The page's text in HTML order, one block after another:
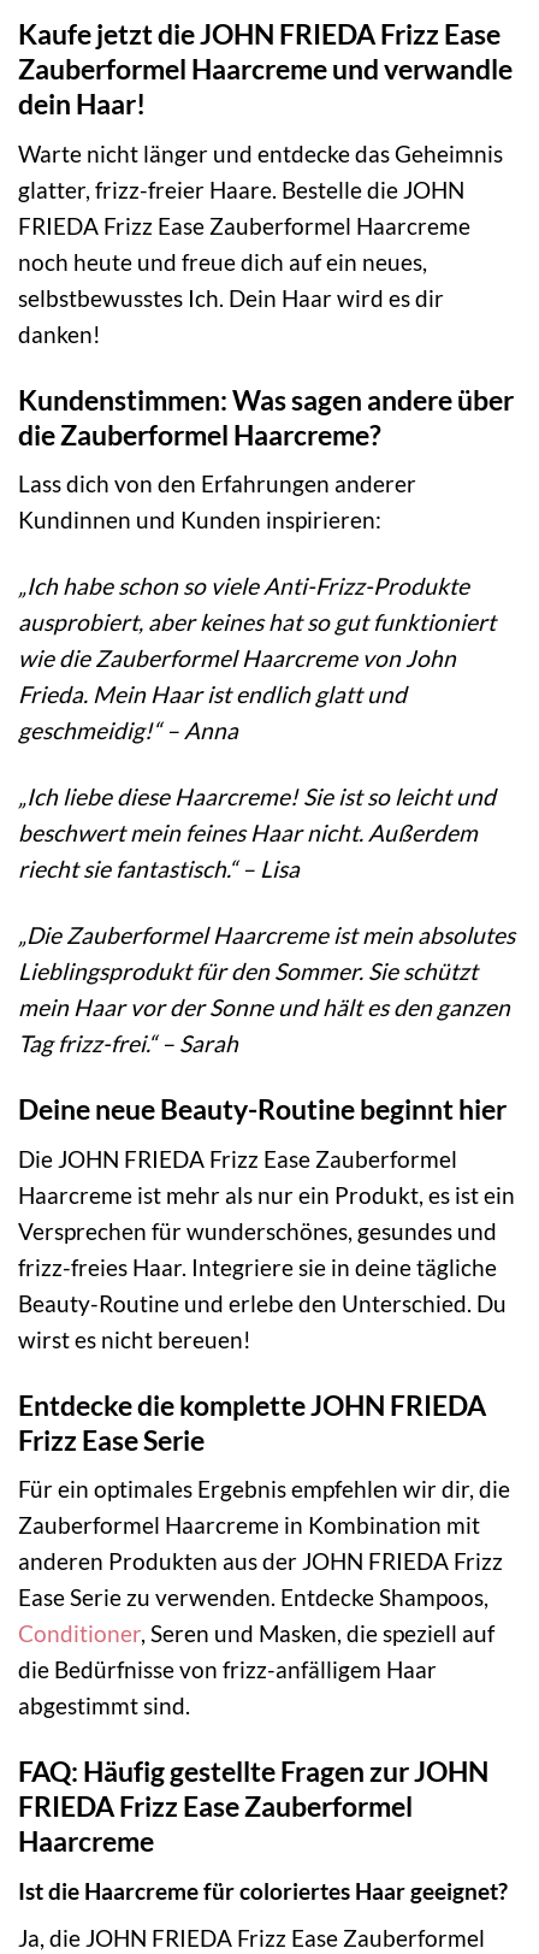
Kaufe jetzt die JOHN FRIEDA Frizz Ease
Zauberformel Haarcreme und verwandle
dein Haar!
Warte nicht länger und entdecke das Geheimnis
glatter, frizz-freier Haare. Bestelle die JOHN
FRIEDA Frizz Ease Zauberformel Haarcreme
noch heute und freue dich auf ein neues,
selbstbewusstes Ich. Dein Haar wird es dir
danken!
Kundenstimmen: Was sagen andere über
die Zauberformel Haarcreme?
Lass dich von den Erfahrungen anderer
Kundinnen und Kunden inspirieren:
„Ich habe schon so viele Anti-Frizz-Produkte
ausprobiert, aber keines hat so gut funktioniert
wie die Zauberformel Haarcreme von John
Frieda. Mein Haar ist endlich glatt und
geschmeidig!“ – Anna
„Ich liebe diese Haarcreme! Sie ist so leicht und
beschwert mein feines Haar nicht. Außerdem
riecht sie fantastisch.“ – Lisa
„Die Zauberformel Haarcreme ist mein absolutes
Lieblingsprodukt für den Sommer. Sie schützt
mein Haar vor der Sonne und hält es den ganzen
Tag frizz-frei.“ – Sarah
Deine neue Beauty-Routine beginnt hier
Die JOHN FRIEDA Frizz Ease Zauberformel
Haarcreme ist mehr als nur ein Produkt, es ist ein
Versprechen für wunderschönes, gesundes und
frizz-freies Haar. Integriere sie in deine tägliche
Beauty-Routine und erlebe den Unterschied. Du
wirst es nicht bereuen!
Entdecke die komplette JOHN FRIEDA
Frizz Ease Serie
Für ein optimales Ergebnis empfehlen wir dir, die
Zauberformel Haarcreme in Kombination mit
anderen Produkten aus der JOHN FRIEDA Frizz
Ease Serie zu verwenden. Entdecke Shampoos,
Conditioner, Seren und Masken, die speziell auf
die Bedürfnisse von frizz-anfälligem Haar
abgestimmt sind.
FAQ: Häufig gestellte Fragen zur JOHN
FRIEDA Frizz Ease Zauberformel
Haarcreme
Ist die Haarcreme für coloriertes Haar geeignet?
Ja, die JOHN FRIEDA Frizz Ease Zauberformel